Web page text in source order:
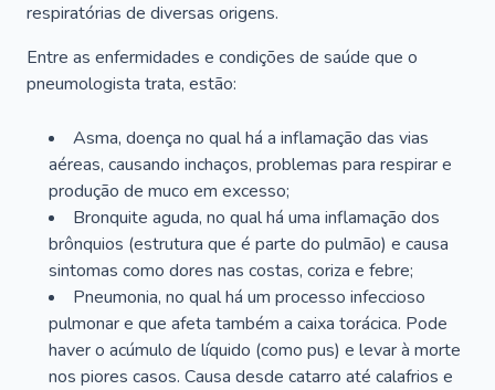
respiratórias de diversas origens.
Entre as enfermidades e condições de saúde que o
pneumologista trata, estão:
Asma, doença no qual há a inflamação das vias
aéreas, causando inchaços, problemas para respirar e
produção de muco em excesso;
Bronquite aguda, no qual há uma inflamação dos
brônquios (estrutura que é parte do pulmão) e causa
sintomas como dores nas costas, coriza e febre;
Pneumonia, no qual há um processo infeccioso
pulmonar e que afeta também a caixa torácica. Pode
haver o acúmulo de líquido (como pus) e levar à morte
nos piores casos. Causa desde catarro até calafrios e